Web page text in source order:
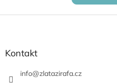
Z
Kontakt
info@zlatazirafa.cz